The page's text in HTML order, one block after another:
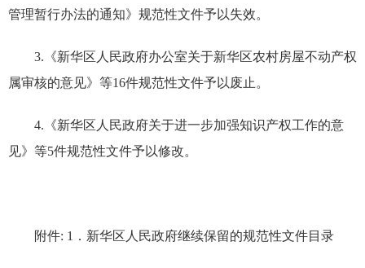
管理暂行办法的通知》规范性文件予以失效。
3.《新华区人民政府办公室关于新华区农村房屋不动产权
属审核的意见》等16件规范性文件予以废止。
4.《新华区人民政府关于进一步加强知识产权工作的意
见》等5件规范性文件予以修改。
附件: 1．新华区人民政府继续保留的规范性文件目录